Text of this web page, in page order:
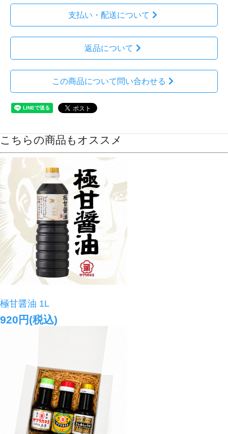
支払い・配送について
返品について
この商品について問い合わせる
こちらの商品もオススメ
極甘醤油 1L
920円(税込)